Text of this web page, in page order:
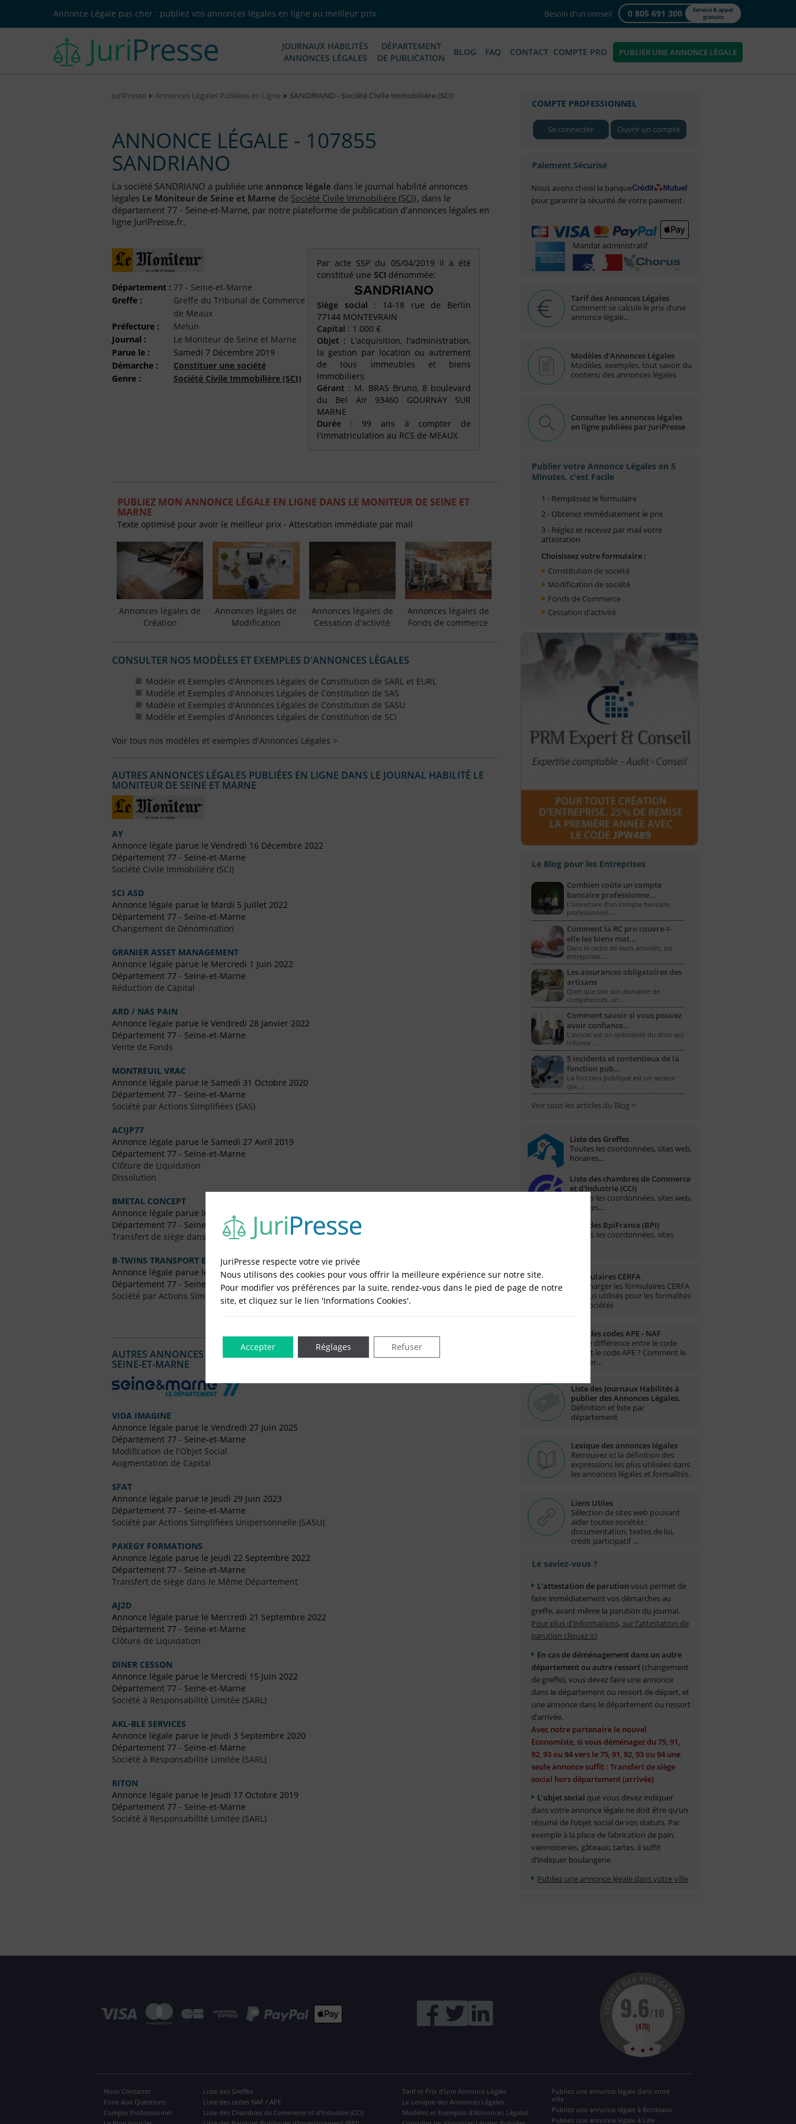
Annonce Légale pas cher : publiez vos annonces légales en ligne au meilleur prix Besoin d'un conseil 0 805 691 300
Service & appel
gratuits
JOURNAUX HABILITÉS
ANNONCES LÉGALES
DÉPARTEMENT
DE PUBLICATION
BLOG FAQ CONTACT COMPTE PRO PUBLIER UNE ANNONCE LÉGALE
JuriPresse Annonces Légales Publiées en Ligne SANDRIANO - Société Civile Immobilière (SCI)
ANNONCE LÉGALE - 107855
SANDRIANO
La société SANDRIANO a publiée une annonce légale dans le journal habilité annonces
légales Le Moniteur de Seine et Marne de Société Civile Immobilière (SCI), dans le
département 77 - Seine-et-Marne, par notre plateforme de publication d'annonces légales en
ligne JuriPresse.fr.
Département : 77 - Seine-et-Marne
Greffe :
Greffe du Tribunal de Commerce
de Meaux
Préfecture :
Melun
Journal :
Le Moniteur de Seine et Marne
Parue le :
Samedi 7 Décembre 2019
Démarche :
Constituer une société
Genre :
Société Civile Immobilière (SCI)
Par acte SSP du 05/04/2019 il a été
constitué une SCI dénommée:
SANDRIANO
Siège social : 14-18 rue de Berlin
77144 MONTEVRAIN
Capital : 1.000 €
Objet : L'acquisition, l'administration,
la gestion par location ou autrement
de tous immeubles et biens
immobiliers
Gérant : M. BRAS Bruno, 8 boulevard
du Bel Air 93460 GOURNAY SUR
MARNE
Durée : 99 ans à compter de
l'immatriculation au RCS de MEAUX
PUBLIEZ MON ANNONCE LÉGALE EN LIGNE DANS LE MONITEUR DE SEINE ET
MARNE
Texte optimisé pour avoir le meilleur prix - Attestation immédiate par mail
Annonces légales de
Création
Annonces légales de
Modification
Annonces légales de
Cessation d'activité
Annonces légales de
Fonds de commerce
CONSULTER NOS MODÈLES ET EXEMPLES D'ANNONCES LÉGALES
Modèle et Exemples d'Annonces Légales de Constitution de SARL et EURL
Modèle et Exemples d'Annonces Légales de Constitution de SAS
Modèle et Exemples d'Annonces Légales de Constitution de SASU
Modèle et Exemples d'Annonces Légales de Constitution de SCI
Voir tous nos modèles et exemples d'Annonces Légales >
AUTRES ANNONCES LÉGALES PUBLIÉES EN LIGNE DANS LE JOURNAL HABILITÉ LE
MONITEUR DE SEINE ET MARNE
AY
Annonce légale parue le Vendredi 16 Décembre 2022
Département 77 - Seine-et-Marne
Société Civile Immobilière (SCI)
SCI ASD
Annonce légale parue le Mardi 5 Juillet 2022
Département 77 - Seine-et-Marne
Changement de Dénomination
GRANIER ASSET MANAGEMENT
Annonce légale parue le Mercredi 1 Juin 2022
Département 77 - Seine-et-Marne
Réduction de Capital
ARD / NAS PAIN
Annonce légale parue le Vendredi 28 Janvier 2022
Département 77 - Seine-et-Marne
Vente de Fonds
MONTREUIL VRAC
Annonce légale parue le Samedi 31 Octobre 2020
Département 77 - Seine-et-Marne
Société par Actions Simplifiées (SAS)
ACIJP77
Annonce légale parue le Samedi 27 Avril 2019
Département 77 - Seine-et-Marne
Clôture de Liquidation
Dissolution
BMETAL CONCEPT
Annonce légale parue le Samedi 3 Juin 2017
Département 77 - Seine-et-Marne
Transfert de siège dans un Autre Département (Arrivée)
B-TWINS TRANSPORT ET SERVICES
Annonce légale parue le Samedi 17 Septembre 2016
Département 77 - Seine-et-Marne
Société par Actions Simplifiées Unipersonnelle (SASU)
AUTRES ANNONCES LÉGALES PUBLIÉES EN LIGNE DANS LE DÉPARTEMENT DU 77 -
SEINE-ET-MARNE
VIDA IMAGINE
Annonce légale parue le Vendredi 27 Juin 2025
Département 77 - Seine-et-Marne
Modification de l'Objet Social
Augmentation de Capital
SFAT
Annonce légale parue le Jeudi 29 Juin 2023
Département 77 - Seine-et-Marne
Société par Actions Simplifiées Unipersonnelle (SASU)
PAKEGY FORMATIONS
Annonce légale parue le Jeudi 22 Septembre 2022
Département 77 - Seine-et-Marne
Transfert de siège dans le Même Département
AJ2D
Annonce légale parue le Mercredi 21 Septembre 2022
Département 77 - Seine-et-Marne
Clôture de Liquidation
DINER CESSON
Annonce légale parue le Mercredi 15 Juin 2022
Département 77 - Seine-et-Marne
Société à Responsabilité Limitée (SARL)
AKL-BLE SERVICES
Annonce légale parue le Jeudi 3 Septembre 2020
Département 77 - Seine-et-Marne
Société à Responsabilité Limitée (SARL)
RITON
Annonce légale parue le Jeudi 17 Octobre 2019
Département 77 - Seine-et-Marne
Société à Responsabilité Limitée (SARL)
COMPTE PROFESSIONNEL
Se connecter Ouvrir un compte
Paiement Sécurisé
Nous avons choisi la banque
pour garantir la sécurité de votre paiement.
Mandat administratif
Tarif des Annonces Légales
Comment se calcule le prix d’une
annonce légale...
Modèles d'Annonces Légales
Modèles, exemples, tout savoir du
contenu des annonces légales
Consulter les annonces légales
en ligne publiées par JuriPresse
Publier votre Annonce Légales en 5
Minutes, c'est Facile
1 - Remplissez le formulaire
2 - Obtenez immédiatement le prix
3 - Réglez et recevez par mail votre
attestation
Choisissez votre formulaire :
Constitution de société
Modification de société
Fonds de Commerce
Cessation d'activité
Le Blog pour les Entreprises
Combien coûte un compte
bancaire professionne…
L’ouverture d’un compte bancaire
professionnel …
Comment la RC pro couvre-t-
elle les biens mat…
Dans le cadre de leurs activités, les
entreprises …
Les assurances obligatoires des
artisans
Quel que soit son domaine de
compétences, un …
Comment savoir si vous pouvez
avoir confiance…
L'avocat est un spécialiste du droit qui
informe …
5 incidents et contentieux de la
fonction pub…
La fonction publique est un secteur
qui, …
Voir tous les articles du Blog >
Liste des Greffes
Toutes les coordonnées, sites web,
horaires...
Liste des chambres de Commerce
et d'Industrie (CCI)
Toutes les coordonnées, sites web,
horaires...
Liste des BpiFrance (BPI)
Toutes les coordonnées, sites
Formulaires CERFA
Télécharger les formulaires CERFA
les plus utilisés pour les formalités
des sociétés
Liste des codes APE - NAF
Quelle différence entre le code
NAF et le code APE ? Comment le
trouver…
Liste des Journaux Habilités à
publier des Annonces Légales.
Définition et liste par
département
Lexique des annonces légales
Retrouvez ici la définition des
expressions les plus utilisées dans
les annonces légales et formalités.
Liens Utiles
Sélection de sites web pouvant
aider toutes sociétés :
documentation, textes de loi,
crédit participatif ...
Le saviez-vous ?
L'attestation de parution vous permet de
faire immédiatement vos démarches au
greffe, avant même la parution du journal.
Pour plus d'informations, sur l'attestation de
parution cliquez ici
En cas de déménagement dans un autre
département ou autre ressort(changement
de greffe), vous devez faire une annonce
dans le département ou ressort de départ, et
une annonce dans le département ou ressort
d’arrivée.
Avec notre partenaire le nouvel
Economiste, si vous déménagez du 75, 91,
92, 93 ou 94 vers le 75, 91, 92, 93 ou 94 une
seule annonce suffit : Transfert de siège
social hors département (arrivée)
L’objet social que vous devez indiquer
dans votre annonce légale ne doit être qu’un
résumé de l’objet social de vos statuts. Par
exemple à la place de fabrication de pain,
viennoiseries, gâteaux, tartes, il suffit
d’indiquer boulangerie
Publiez une annonce légale dans votre ville
Nous Contacter
Foire Aux Questions
Compte Professionnel
Liste des Greffes
Liste des codes NAF / APE
Liste des Chambres de Commerce et d'Industrie (CCI)
Tarif et Prix d'une Annonce Légale
Le Lexique des Annonces Légales
Modèles et Exemples d'Annonces Légales
Publiez une annonce légale dans votre
ville
Publiez une annonce légale à Bordeaux
Publiez une annonce légale à Lille
JuriPresse respecte votre vie privée
Nous utilisons des cookies pour vous offrir la meilleure expérience sur notre site.
Pour modifier vos préférences par la suite, rendez-vous dans le pied de page de notre
site, et cliquez sur le lien 'Informations Cookies'.
Accepter Refuser
Réglages